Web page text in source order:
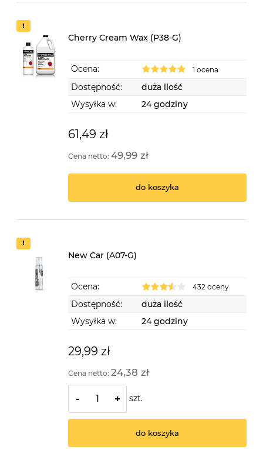
Cherry Cream Wax (P38-G)
Ocena: 1 ocena
Dostępność:
duża ilość
Wysyłka w:
24 godziny
61,49 zł
Cena netto:49,99 zł
do koszyka
New Car (A07-G)
Ocena: 432 oceny
Dostępność:
duża ilość
Wysyłka w:
24 godziny
29,99 zł
Cena netto:24,38 zł
- + szt.
do koszyka